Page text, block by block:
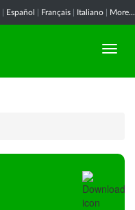
Español Français Italiano More...